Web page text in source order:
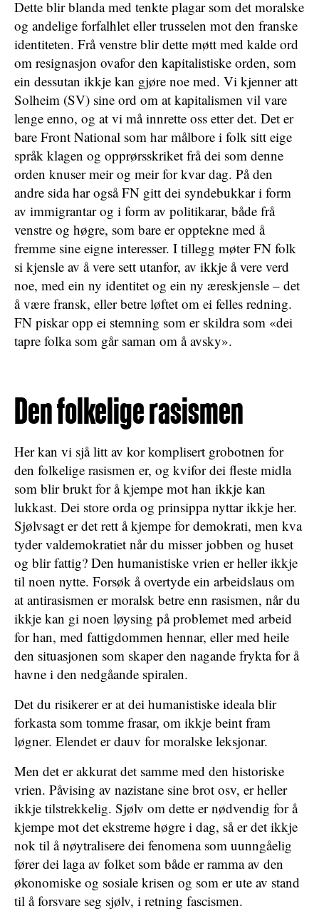
Dette blir blanda med tenkte plagar som det moralske
og andelige forfalhlet eller trusselen mot den franske
identiteten. Frå venstre blir dette møtt med kalde ord
om resignasjon ovafor den kapitalistiske orden, som
ein dessutan ikkje kan gjøre noe med. Vi kjenner att
Solheim (SV) sine ord om at kapitalismen vil vare
lenge enno, og at vi må innrette oss etter det. Det er
bare Front National som har målbore i folk sitt eige
språk klagen og opprørsskriket frå dei som denne
orden knuser meir og meir for kvar dag. På den
andre sida har også FN gitt dei syndebukkar i form
av immigrantar og i form av politikarar, både frå
venstre og høgre, som bare er opptekne med å
fremme sine eigne interesser. I tillegg møter FN folk
si kjensle av å vere sett utanfor, av ikkje å vere verd
noe, med ein ny identitet og ein ny æreskjensle – det
å være fransk, eller betre løftet om ei felles redning.
FN piskar opp ei stemning som er skildra som «dei
tapre folka som går saman om å avsky».
Den folkelige rasismen
Her kan vi sjå litt av kor komplisert grobotnen for
den folkelige rasismen er, og kvifor dei fleste midla
som blir brukt for å kjempe mot han ikkje kan
lukkast. Dei store orda og prinsippa nyttar ikkje her.
Sjølvsagt er det rett å kjempe for demokrati, men kva
tyder valdemokratiet når du misser jobben og huset
og blir fattig? Den humanistiske vrien er heller ikkje
til noen nytte. Forsøk å overtyde ein arbeidslaus om
at antirasismen er moralsk betre enn rasismen, når du
ikkje kan gi noen løysing på problemet med arbeid
for han, med fattigdommen hennar, eller med heile
den situasjonen som skaper den nagande frykta for å
havne i den nedgåande spiralen.
Det du risikerer er at dei humanistiske ideala blir
forkasta som tomme frasar, om ikkje beint fram
løgner. Elendet er dauv for moralske leksjonar.
Men det er akkurat det samme med den historiske
vrien. Påvising av nazistane sine brot osv, er heller
ikkje tilstrekkelig. Sjølv om dette er nødvendig for å
kjempe mot det ekstreme høgre i dag, så er det ikkje
nok til å nøytralisere dei fenomena som uunngåelig
fører dei laga av folket som både er ramma av den
økonomiske og sosiale krisen og som er ute av stand
til å forsvare seg sjølv, i retning fascismen.